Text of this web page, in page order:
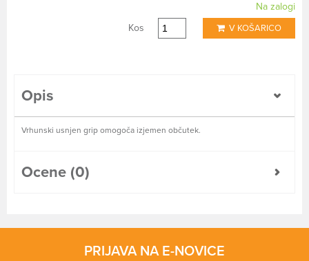
Na zalogi
Kos
V KOŠARICO
Opis
Vrhunski usnjen grip omogoča izjemen občutek.
Ocene (0)
PRIJAVA NA E-NOVICE